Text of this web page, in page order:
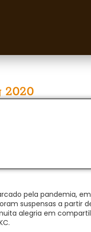
2020
pela pandemia,
suspensas a partir
alegria em